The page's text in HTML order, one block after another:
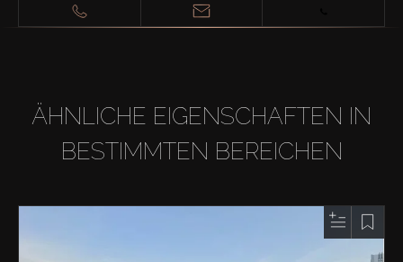
ÄHNLICHE EIGENSCHAFTEN IN
BESTIMMTEN BEREICHEN